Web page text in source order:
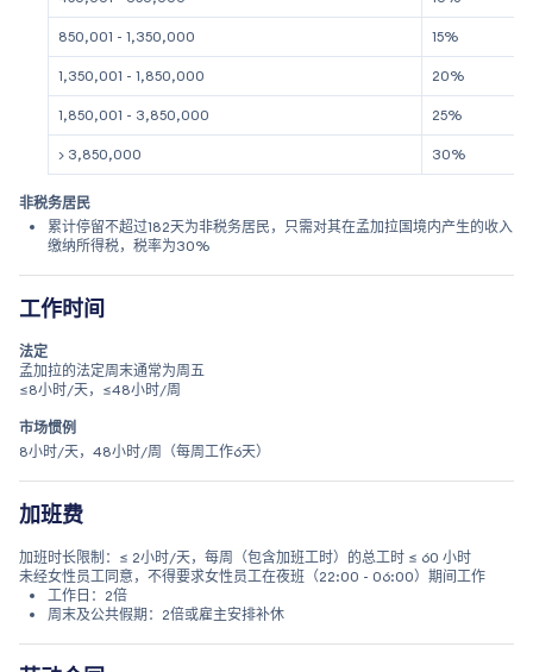
850,001 - 1,350,000 15%
1,350,001 - 1,850,000 20%
1,850,001 - 3,850,000 25%
> 3,850,000 30%
非税务居民
累计停留不超过182天为非税务居民，只需对其在孟加拉国境内产生的收入
缴纳所得税，税率为30%
工作时间
法定
孟加拉的法定周末通常为周五
≤8小时/天，≤48小时/周
市场惯例
8小时/天，48小时/周（每周工作6天）
加班费
加班时长限制：≤ 2小时/天，每周（包含加班工时）的总工时 ≤ 60 小时
未经女性员工同意，不得要求女性员工在夜班（22:00 - 06:00）期间工作
工作日：2倍
周末及公共假期：2倍或雇主安排补休